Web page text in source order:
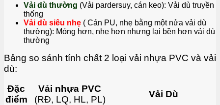
Vải dù thường (Vải pardersuy, cán keo): Vải dù truyền
thống
Vải dù siêu nhẹ ( Cán PU, nhẹ bằng một nửa vải dù
thường): Mỏng hơn, nhẹ hơn nhưng lại bền hơn vải dù
thường
Bảng so sánh tính chất 2 loại vải nhựa PVC và vải
dù:
Đặc
điểm
Vải nhựa PVC
(RĐ, LQ, HL, PL)
Vải Dù